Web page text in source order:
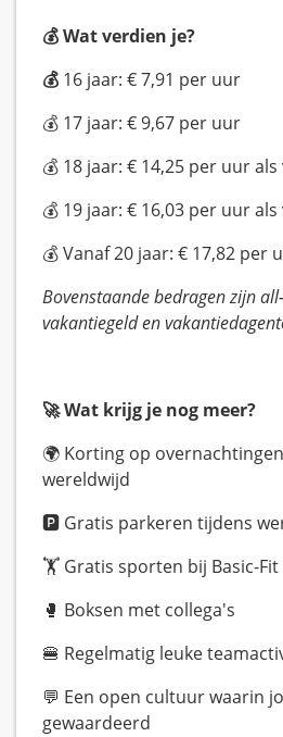
💰 Wat verdien je?
💰 16 jaar: € 7,91 per uur
💰 17 jaar: € 9,67 per uur
💰 18 jaar: € 14,25 per uur
💰 19 jaar: € 16,03 per uur
💰 Vanaf 20 jaar: € 17,82 per
Bovenstaande bedragen zijn
vakantiegeld en
🚀 Wat krijg je nog meer?
🌍 Korting op
wereldwijd
🅿️ Gratis parkeren tijdens
🏋️ Gratis sporten bij Basic-Fit
🥊 Boksen met collega's
🍔 Regelmatig leuke
💬 Een open cultuur waarin
gewaardeerd